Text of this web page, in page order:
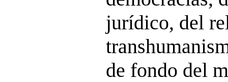
jurídico, del
de fondo del